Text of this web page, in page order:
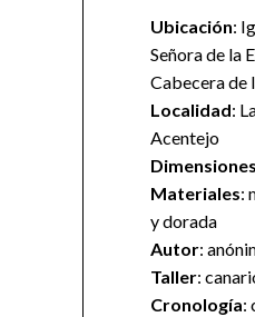
Ubicación:
Señora de la
Cabecera de
Localidad:
Acentejo
Materiales:
y dorada
Autor:
Taller:
Cronología: